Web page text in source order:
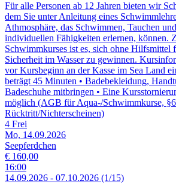
Für alle Personen ab 12 Jahren bieten wir
dem Sie unter Anleitung eines
Athmosphäre, das Schwimmen, Tauchen
individuellen Fähigkeiten erlernen, können.
Schwimmkurses ist es, sich ohne Hilfsmittel
Sicherheit im Wasser zu gewinnen.
vor Kursbeginn an der Kasse im Sea Land
beträgt 45 Minuten • Badebekleidung,
Badeschuhe mitbringen • Eine
möglich (AGB für Aqua-/Schwimmkurse, §6
Rücktritt/Nichterscheinen)
4 Frei
Mo, 14.09.2026
Seepferdchen
€ 160,00
16:00
14.09.2026 - 07.10.2026 (1/15)